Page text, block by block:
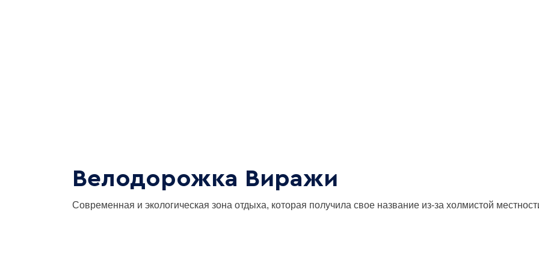
Велодорожка Виражи
Современная и экологическая зона отдыха, которая получила свое название из-за холмистой